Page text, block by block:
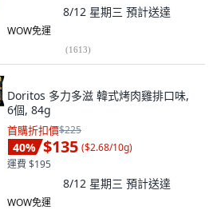
8/12 星期三 預計送達
WOW免運
(1613)
Doritos 多力多滋 韓式烤肉雞排口味,
6個, 84g
首購折扣價$225
40% $135 ($2.68/10g)
運費 $195
8/12 星期三 預計送達
WOW免運